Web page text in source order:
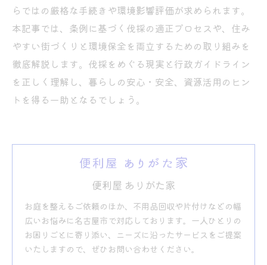
らではの厳格な手続きや環境影響評価が求められます。
本記事では、条例に基づく伐採の適正プロセスや、住み
やすい街づくりと環境保全を両立するための取り組みを
徹底解説します。伐採をめぐる現実と行政ガイドライン
を正しく理解し、暮らしの安心・安全、資源活用のヒン
トを得る一助となるでしょう。
便利屋 ありがた家
お庭を整えるご依頼のほか、不用品回収や片付けなどの幅
広いお悩みに名古屋市で対応しております。一人ひとりの
お困りごとに寄り添い、ニーズに沿ったサービスをご提案
いたしますので、ぜひお問い合わせください。